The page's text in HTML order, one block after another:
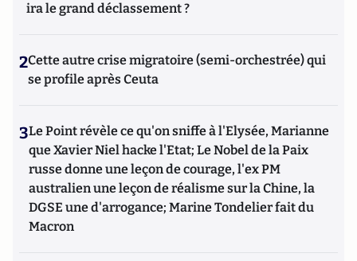
ira le grand déclassement ?
2Cette autre crise migratoire (semi-orchestrée) qui
se profile après Ceuta
3Le Point révèle ce qu'on sniffe à l'Elysée, Marianne
que Xavier Niel hacke l'Etat; Le Nobel de la Paix
russe donne une leçon de courage, l'ex PM
australien une leçon de réalisme sur la Chine, la
DGSE une d'arrogance; Marine Tondelier fait du
Macron